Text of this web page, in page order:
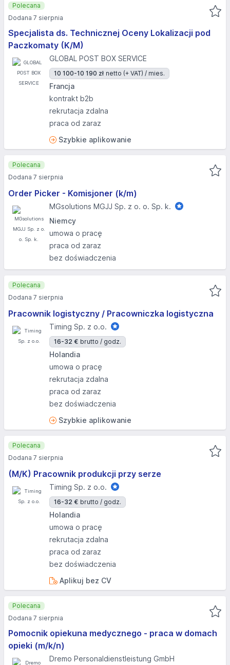
Specjalista ds. Technicznej Oceny Lokalizacji pod
Paczkomaty (K/M)
GLOBAL POST BOX SERVICE
10 100-10 190 zł netto (+ VAT) / mies.
Francja
kontrakt b2b
rekrutacja zdalna
praca od zaraz
Szybkie aplikowanie
Polecana
Dodana 7 sierpnia
Order Picker - Komisjoner (k/m)
MGsolutions MGJJ Sp. z o. o. Sp. k.
Niemcy
umowa o pracę
praca od zaraz
bez doświadczenia
Polecana
Dodana 7 sierpnia
Pracownik logistyczny / Pracowniczka logistyczna
Timing Sp. z o.o.
16-32 € brutto / godz.
Holandia
umowa o pracę
rekrutacja zdalna
praca od zaraz
bez doświadczenia
Szybkie aplikowanie
Polecana
Dodana 7 sierpnia
(M/K) Pracownik produkcji przy serze
Timing Sp. z o.o.
16-32 € brutto / godz.
Holandia
umowa o pracę
rekrutacja zdalna
praca od zaraz
bez doświadczenia
Aplikuj bez CV
Polecana
Dodana 7 sierpnia
Pomocnik opiekuna medycznego - praca w domach
opieki (m/k/n)
Dremo Personaldienstleistung GmbH
Polecana
Dodana 7 sierpnia